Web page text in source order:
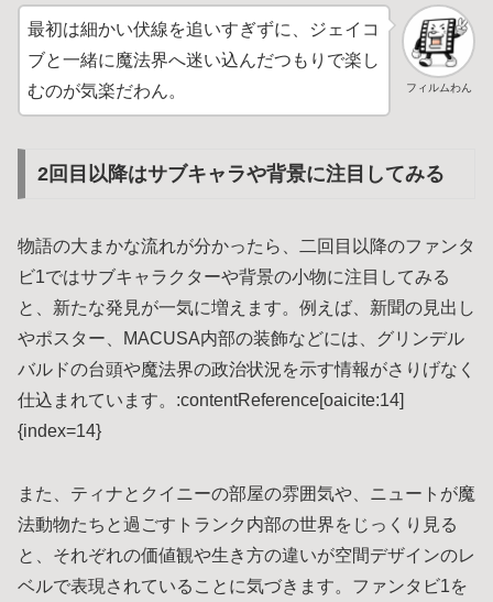
フィルムわん
最初は細かい伏線を追いすぎずに、ジェイコ
ブと一緒に魔法界へ迷い込んだつもりで楽し
むのが気楽だわん。
2回目以降はサブキャラや背景に注目してみる
物語の大まかな流れが分かったら、二回目以降のファンタ
ビ1ではサブキャラクターや背景の小物に注目してみる
と、新たな発見が一気に増えます。例えば、新聞の見出し
やポスター、MACUSA内部の装飾などには、グリンデル
バルドの台頭や魔法界の政治状況を示す情報がさりげなく
仕込まれています。:contentReference[oaicite:14]
{index=14}
また、ティナとクイニーの部屋の雰囲気や、ニュートが魔
法動物たちと過ごすトランク内部の世界をじっくり見る
と、それぞれの価値観や生き方の違いが空間デザインのレ
ベルで表現されていることに気づきます。ファンタビ1を